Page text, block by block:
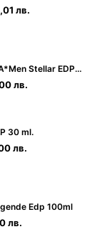
лв.
Thierry Mugler A*Men Stellar EDP 100ml за Мъже
лв.
30 ml.
лв.
Edp 100ml
лв.